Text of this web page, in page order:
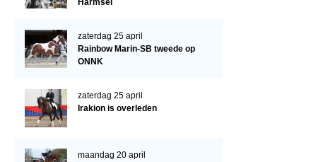
Cornage
WBSFH
Zoek een hengst
Hengstenselectie
Harmsel
zaterdag 25 april
Rainbow Marin-SB tweede op
ONNK
zaterdag 25 april
Irakion is overleden
maandag 20 april